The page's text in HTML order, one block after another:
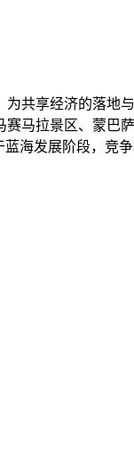
共享经济的落地
马拉景区、蒙巴
蓝海发展阶段，竞